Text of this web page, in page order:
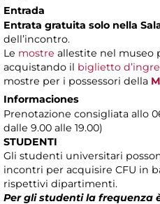
Entrada
Entrata gratuita solo nella
dell’incontro.
Le mostre allestite nel museo
acquistando il biglietto
mostre per i possessori della
Informaciones
Prenotazione consigliata allo
dalle 9.00 alle 19.00)
STUDENTI
Gli studenti universitari
incontri per acquisire CFU in
rispettivi dipartimenti.
Per gli studenti la frequenza